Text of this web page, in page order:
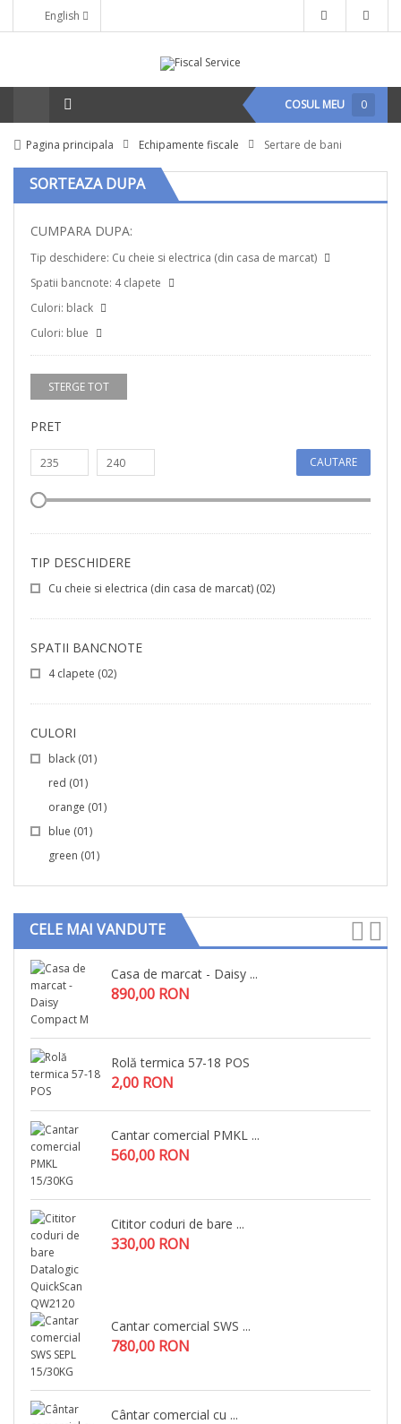
English
COSUL MEU 0
Pagina principala Echipamente fiscale Sertare de bani
SORTEAZA DUPA
CUMPARA DUPA:
Tip deschidere: Cu cheie si electrica (din casa de marcat)
Spatii bancnote: 4 clapete
Culori: black
Culori: blue
STERGE TOT
PRET
CAUTARE
TIP DESCHIDERE
Cu cheie si electrica (din casa de marcat) (02)
SPATII BANCNOTE
4 clapete (02)
CULORI
black (01)
red (01)
orange (01)
blue (01)
green (01)
CELE MAI VANDUTE
Casa de marcat - Daisy ...
890,00 RON
Rolă termica 57-18 POS
2,00 RON
Cantar comercial PMKL ...
560,00 RON
Cititor coduri de bare ...
330,00 RON
Cantar comercial SWS ...
780,00 RON
Cântar comercial cu ...